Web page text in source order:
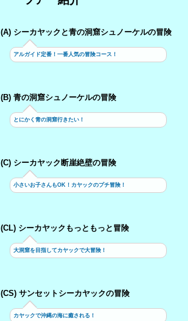
(A) シーカヤックと青の洞窟シュノーケルの冒険
アルガイド定番！一番人気の冒険コース！
(B) 青の洞窟シュノーケルの冒険
とにかく青の洞窟行きたい！
(C) シーカヤック断崖絶壁の冒険
小さいお子さんもOK！カヤックのプチ冒険！
(CL) シーカヤックもっともっと冒険
大洞窟を目指してカヤックで大冒険！
(CS) サンセットシーカヤックの冒険
カヤックで沖縄の海に癒される！